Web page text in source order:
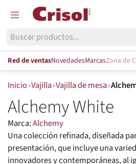
Red de ventasNovedadesMarcasZona de
Inicio›Vajilla›Vajilla de mesa›
Alchemy White
Marca:Alchemy
Una colección refinada, diseñada
presentación, que incluye una
innovadores y contemporáneas, al